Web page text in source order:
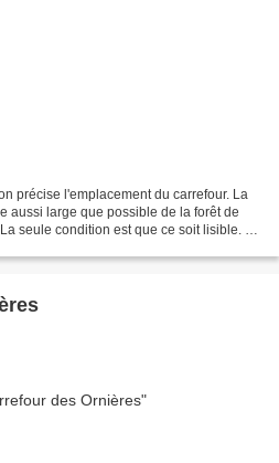
précise l'emplacement du carrefour. La
aussi large que possible de la forêt de
seule condition est que ce soit lisible. La